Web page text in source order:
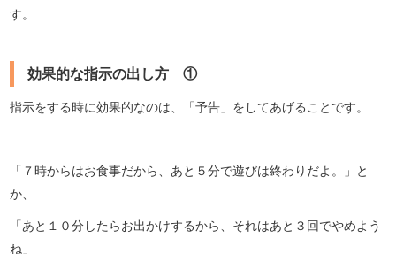
す。
効果的な指示の出し方 ①
指示をする時に効果的なのは、「予告」をしてあげることです。
「７時からはお食事だから、あと５分で遊びは終わりだよ。」と
か、
「あと１０分したらお出かけするから、それはあと３回でやめよう
ね」